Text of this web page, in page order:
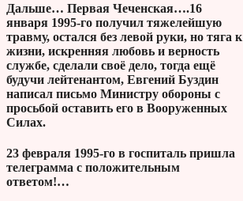
Дальше… Первая Чеченская….16
января 1995-го получил тяжелейшую
травму, остался без левой руки, но тяга к
жизни, искренняя любовь и верность
службе, сделали своё дело, тогда ещё
будучи лейтенантом, Евгений Буздин
написал письмо Министру обороны с
просьбой оставить его в Вооруженных
Силах.
23 февраля 1995-го в госпиталь пришла
телеграмма с положительным
ответом!…